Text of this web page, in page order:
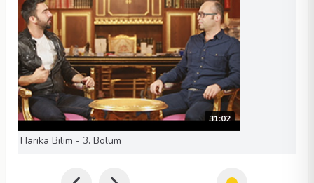
31:02
Harika Bilim - 3. Bölüm